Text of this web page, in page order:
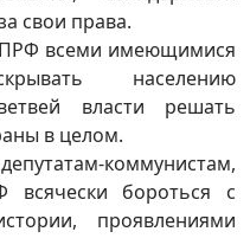
свои права.
всеми имеющимися
населению
власти решать
в целом.
коммунистам,
бороться с
проявлениями